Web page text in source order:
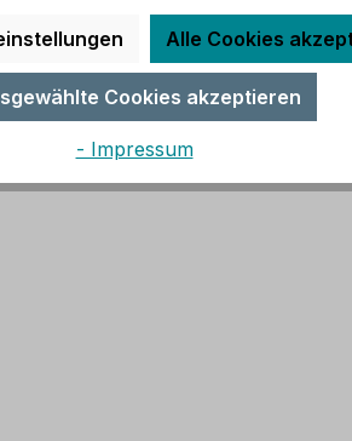
das aus besonders starkem
es ideal für den täglichen
ist. Zudem ist es
und ein Unikat, das sowohl
Alle Cookies
Cookies akzeptieren
- Impressum